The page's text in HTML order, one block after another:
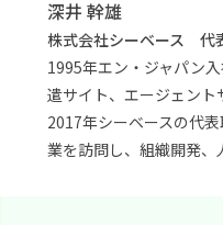
深井 幹雄
株式会社シーベース 代
1995年エン・ジャパン
遣サイト、エージェント
2017年シーベースの代
業を訪問し、組織開発、